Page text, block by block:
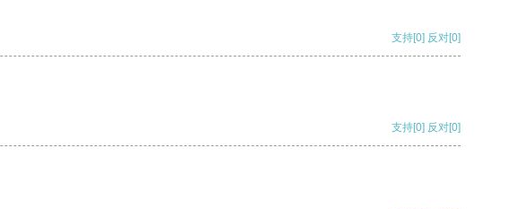
支持[0] 反对[0]
支持[0] 反对[0]